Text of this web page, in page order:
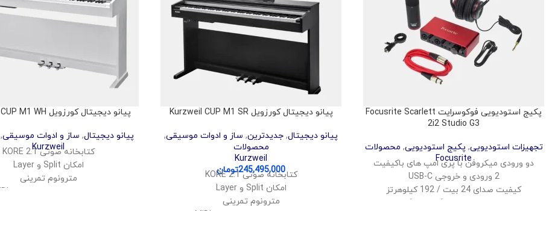
پکیج استودیویی فوکوسرایت Focusrite Scarlett
2i2 Studio G3
تجهیزات استودیویی, پکیج استودیویی, محصولات
Focusrite
دو ورودی میکروفن با پری امپ های باکیفیت
2 ورودی و خروجی USB-C
کیفیت صدای 24 بیت / 192 کیلوهرتز
قابلیت مانیتورینگ بی‌درنگ
پیانو دیجیتال کورزویل Kurzweil CUP M1 SR
پیانو دیجیتال, جدیدترین, ساز و ادوات موسیقی,
محصولات
Kurzweil
245,495,000تومانکتابخانه صوتی KORE 2.1
امکان Split و Layer
مترونوم تمرینی
پیانو دیجیتال کورزویل Kurzweil CUP M1 WH
پیانو دیجیتال, ساز و ادوات موسیقی,
Kurzweil
کتابخانه صوتی KORE 2.1
امکان Split و Layer
مترونوم تمرینی